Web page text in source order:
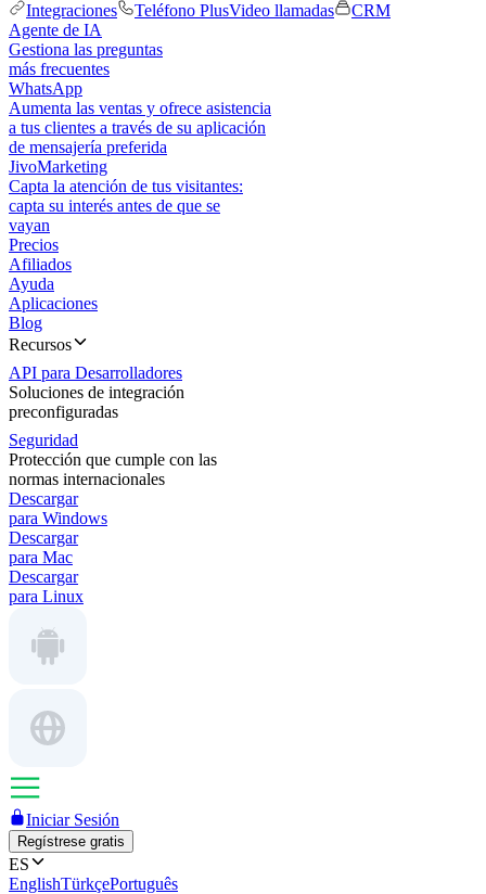
Integraciones
Teléfono PlusVideo llamadas
CRM
Agente de IA
Gestiona las preguntas
más frecuentes
WhatsApp
Aumenta las ventas y ofrece asistencia
a tus clientes a través de su aplicación
de mensajería preferida
JivoMarketing
Capta la atención de tus visitantes:
capta su interés antes de que se
vayan
Precios
Afiliados
Ayuda
Aplicaciones
Blog
Recursos
API para Desarrolladores
Soluciones de integración
preconfiguradas
Seguridad
Protección que cumple con las
normas internacionales
Descargar
para Windows
Descargar
para Mac
Descargar
para Linux
Iniciar Sesión
Regístrese gratis
ES
EnglishTürkçePortuguês